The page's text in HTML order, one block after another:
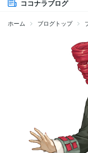
ココナラブログ
ホーム ブログトップ